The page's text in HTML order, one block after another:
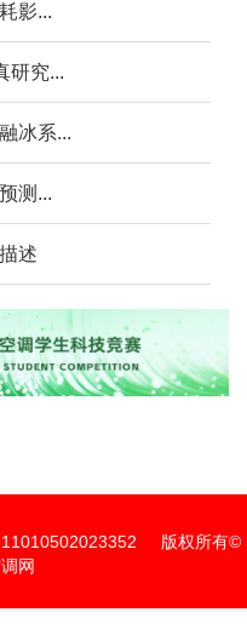
影...
研究...
冰系...
测...
述
版权所有©
网